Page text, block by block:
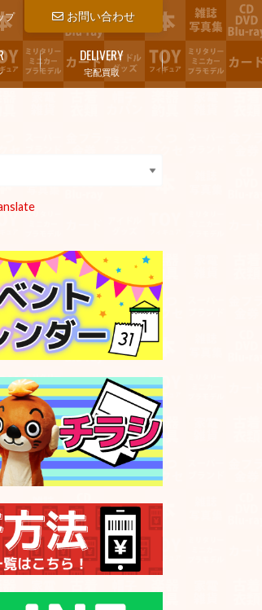
お問い合わせ
プ
宅配買取
DELIVERY